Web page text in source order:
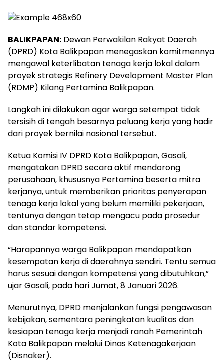
BALIKPAPAN: Dewan Perwakilan Rakyat Daerah
(DPRD) Kota Balikpapan menegaskan komitmennya
mengawal keterlibatan tenaga kerja lokal dalam
proyek strategis Refinery Development Master Plan
(RDMP) Kilang Pertamina Balikpapan.
Langkah ini dilakukan agar warga setempat tidak
tersisih di tengah besarnya peluang kerja yang hadir
dari proyek bernilai nasional tersebut.
Ketua Komisi IV DPRD Kota Balikpapan, Gasali,
mengatakan DPRD secara aktif mendorong
perusahaan, khususnya Pertamina beserta mitra
kerjanya, untuk memberikan prioritas penyerapan
tenaga kerja lokal yang belum memiliki pekerjaan,
tentunya dengan tetap mengacu pada prosedur
dan standar kompetensi.
“Harapannya warga Balikpapan mendapatkan
kesempatan kerja di daerahnya sendiri. Tentu semua
harus sesuai dengan kompetensi yang dibutuhkan,”
ujar Gasali, pada hari Jumat, 8 Januari 2026.
Menurutnya, DPRD menjalankan fungsi pengawasan
kebijakan, sementara peningkatan kualitas dan
kesiapan tenaga kerja menjadi ranah Pemerintah
Kota Balikpapan melalui Dinas Ketenagakerjaan
(Disnaker).